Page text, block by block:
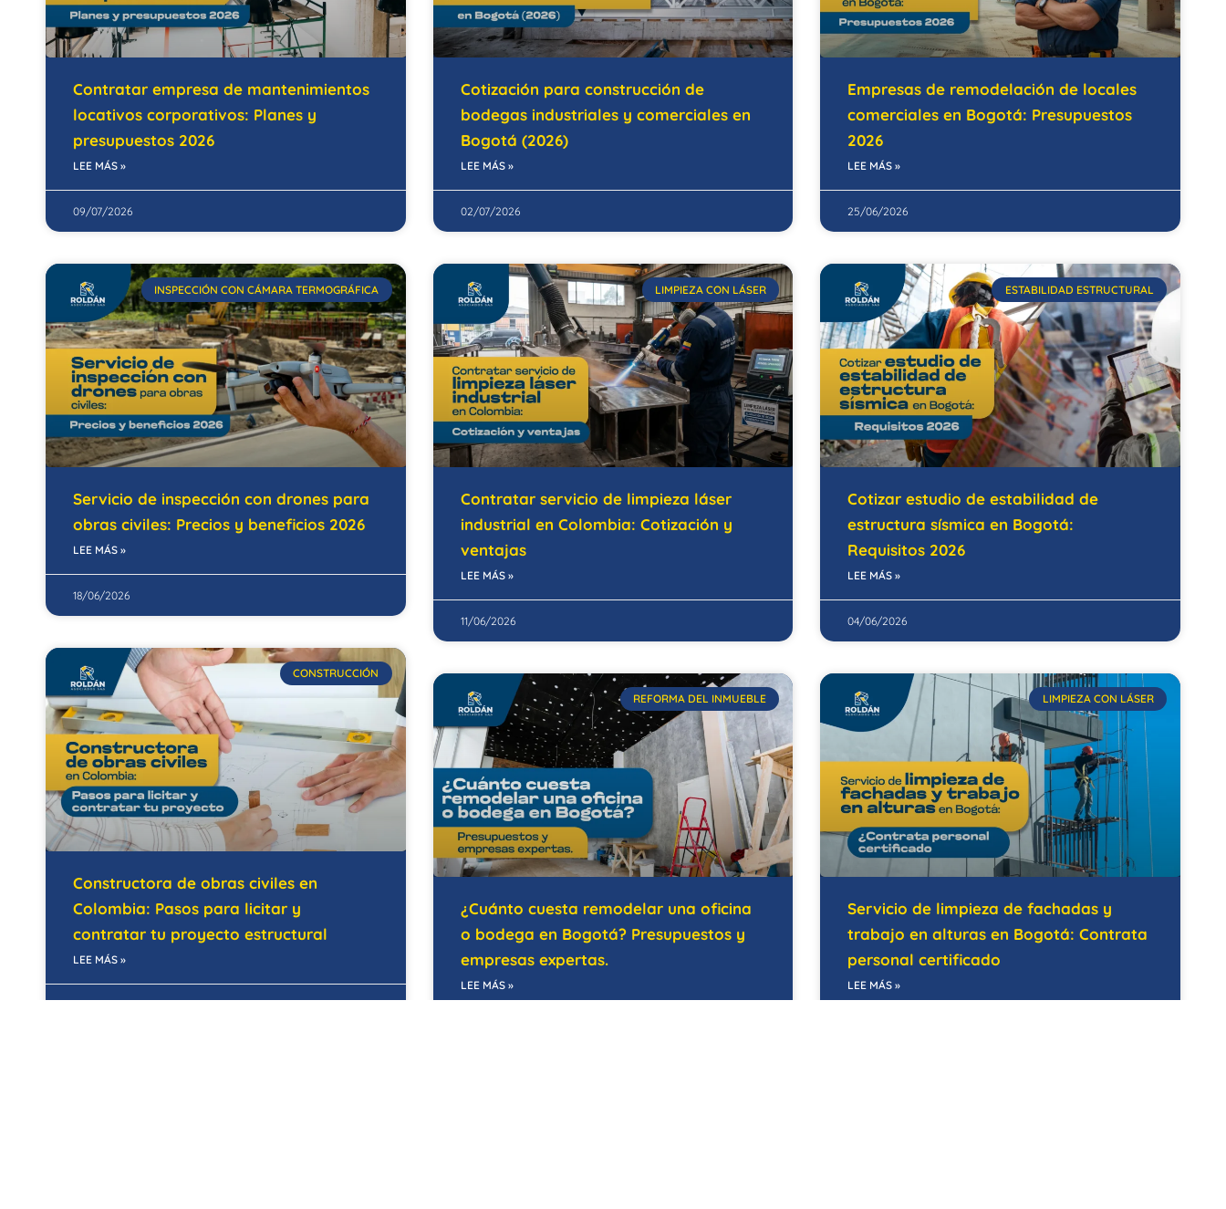
Contratar empresa de mantenimientos
locativos corporativos: Planes y
presupuestos 2026
LEE MÁS »
09/07/2026
Cotización para construcción de
bodegas industriales y comerciales en
Bogotá (2026)
LEE MÁS »
02/07/2026
Empresas de remodelación de locales
comerciales en Bogotá: Presupuestos
2026
LEE MÁS »
25/06/2026
INSPECCIÓN CON CÁMARA TERMOGRÁFICA
Servicio de inspección con drones para
obras civiles: Precios y beneficios 2026
LEE MÁS »
18/06/2026
LIMPIEZA CON LÁSER
Contratar servicio de limpieza láser
industrial en Colombia: Cotización y
ventajas
LEE MÁS »
11/06/2026
ESTABILIDAD ESTRUCTURAL
Cotizar estudio de estabilidad de
estructura sísmica en Bogotá:
Requisitos 2026
LEE MÁS »
04/06/2026
CONSTRUCCIÓN
Constructora de obras civiles en
Colombia: Pasos para licitar y
contratar tu proyecto estructural
LEE MÁS »
28/05/2026
REFORMA DEL INMUEBLE
¿Cuánto cuesta remodelar una oficina
o bodega en Bogotá? Presupuestos y
empresas expertas.
LEE MÁS »
LIMPIEZA CON LÁSER
Servicio de limpieza de fachadas y
trabajo en alturas en Bogotá: Contrata
personal certificado
LEE MÁS »